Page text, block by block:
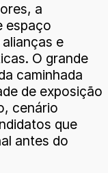
a
espaço
e
O grande
caminhada
de exposição
cenário
que
antes do